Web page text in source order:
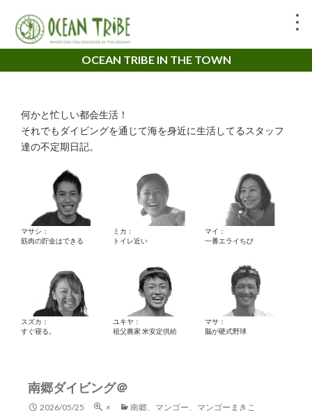
OCEAN TRIBE IN THE TOWN
何かと忙しい都会生活！
それでもダイビングを通じて海を身近に生活してるスタッフ
達の不定期日記。
マサシ：
筋肉の貯金はできる
ミカ：
トイレ近い
マイ：
一番エライちび
スズカ：
すぐ寝る。
ユキヤ：
祖父農家 米安定供給
マサ：
脳が硬式野球
南郷ダイビング＠
2026/05/25 × 南郷、マンゴー、マンゴーまきこ